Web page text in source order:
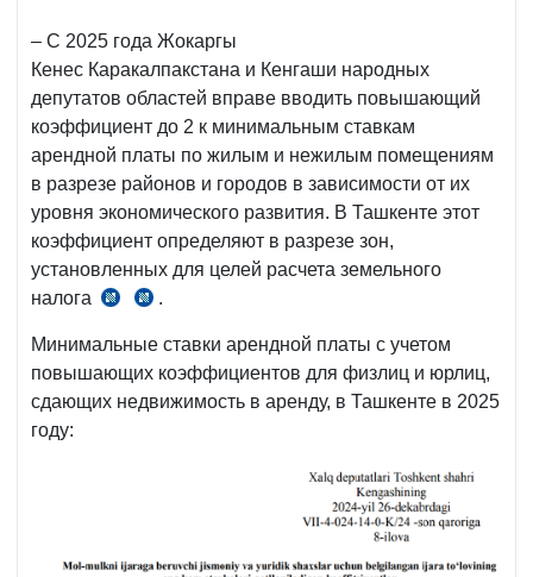
– С 2025 года Жокаргы
Кенес Каракалпакстана и Кенгаши народных
депутатов областей вправе вводить повышающий
коэффициент до 2 к минимальным ставкам
арендной платы по жилым и нежилым помещениям
в разрезе районов и городов в зависимости от их
уровня экономического развития. В Ташкенте этот
коэффициент определяют в разрезе зон,
установленных для целей расчета земельного
налога
ст.
прил.
к №ЗРУ-1011 от
24.12.2024
г.
.
Минимальные ставки арендной платы с учетом
повышающих коэффициентов для физлиц и юрлиц,
сдающих недвижимость в аренду, в Ташкенте в 2025
году: